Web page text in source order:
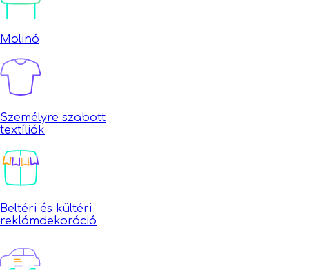
Molinó
Személyre szabott
textíliák
Beltéri és kültéri
reklámdekoráció